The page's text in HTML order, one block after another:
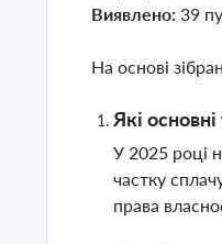
Виявлено: 39
На основі
Які
У 2025 році
частку
права